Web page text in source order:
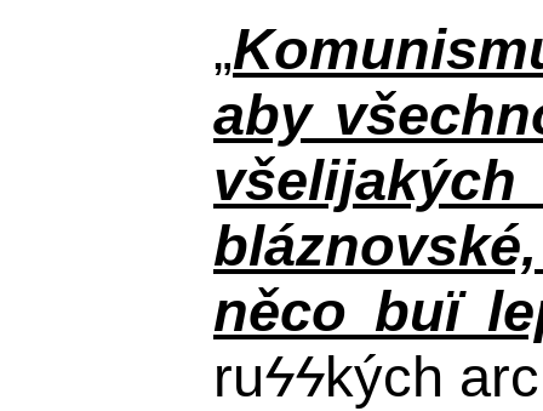
„
aby
něco buï
ruϟϟkých